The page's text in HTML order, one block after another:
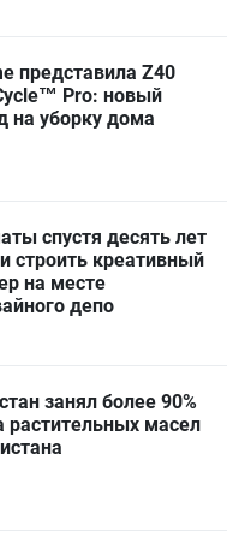
представила Z40
Pro: новый
на уборку дома
спустя десять лет
строить креативный
на месте
депо
занял более 90%
растительных масел